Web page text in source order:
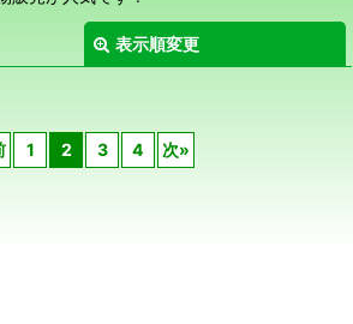
表示順変更
1 2 3 4 次»